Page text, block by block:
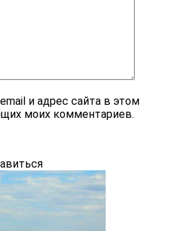
и адрес сайта в этом
моих комментариев.